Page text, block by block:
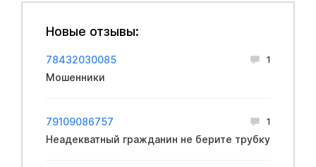
Новые отзывы:
78432030085 1
Мошенники
79109086757 1
Неадекватный гражданин не берите трубку